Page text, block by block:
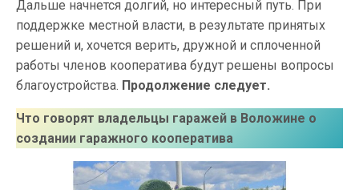
Дальше начнется долгий, но интересный путь. При
поддержке местной власти, в результате принятых
решений и, хочется верить, дружной и сплоченной
работы членов кооператива будут решены вопросы
благоустройства. Продолжение следует.
Что говорят владельцы гаражей в Воложине о
создании гаражного кооператива